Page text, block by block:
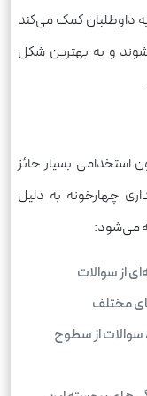
داوطلبان کمک می‌کند
شوند و به بهترین شکل
استخدامی بسیار حائز
چهارخونه به دلیل
می‌شود:
از سوالات
مختلف
سوالات از سطوح